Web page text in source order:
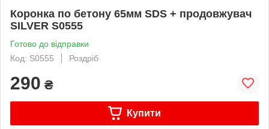
Коронка по бетону 65мм SDS + продовжувач
SILVER S0555
Готово до відправки
Код: S0555
Роздріб
290 ₴
Купити